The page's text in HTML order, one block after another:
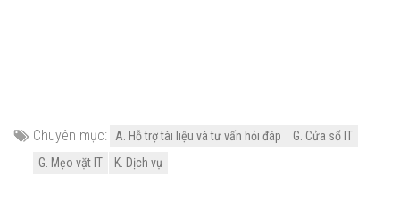
Chuyên mục: A. Hỗ trợ tài liệu và tư vấn hỏi đáp
G. Cửa sổ IT
G. Mẹo vặt IT
K. Dịch vụ